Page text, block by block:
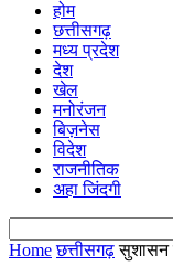
होम
छत्तीसगढ़
मध्य प्रदेश
देश
खेल
मनोरंजन
बिज़नेस
विदेश
राजनीतिक
अहा जिंदगी
Home छत्तीसगढ़ सुशासन